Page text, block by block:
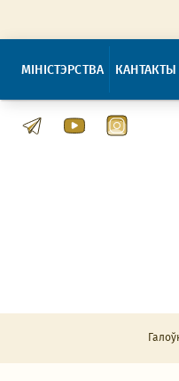
МІНІСТЭРСТВА КАНТАКТЫ